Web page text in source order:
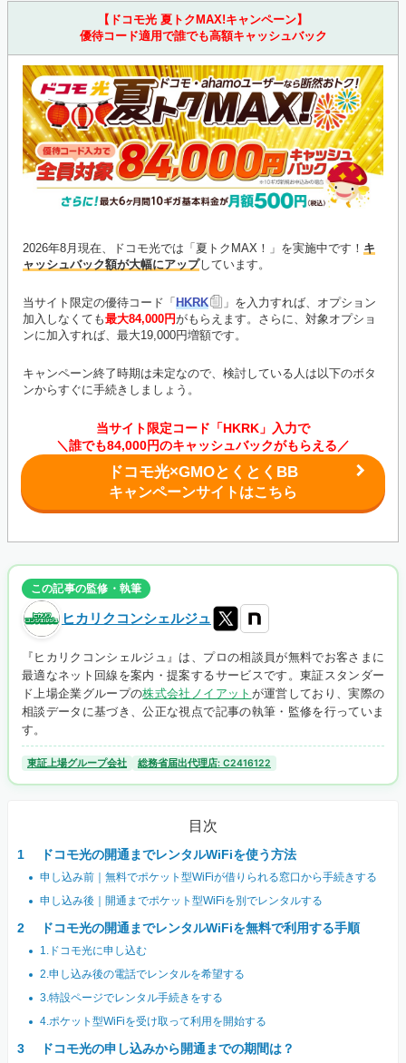
【ドコモ光 夏トクMAX!キャンペーン】
優待コード適用で誰でも高額キャッシュバック
2026年8月現在、ドコモ光では「夏トクMAX！」を実施中です！ キ
ャッシュバック額が大幅にアップしています。
当サイト限定の優待コード「 HKRK
」を入力すれば、オプション
加入しなくても最大84,000円がもらえます。さらに、対象オプショ
ンに加入すれば、最大19,000円増額です。
キャンペーン終了時期は未定なので、検討している人は以下のボタ
ンからすぐに手続きしましょう。
当サイト限定コード「HKRK」入力で
＼誰でも84,000円のキャッシュバックがもらえる／
ドコモ光×GMOとくとくBB
キャンペーンサイトはこちら
この記事の監修・執筆
ヒカリクコンシェルジュ
『ヒカリクコンシェルジュ』は、プロの相談員が無料でお客さまに
最適なネット回線を案内・提案するサービスです。東証スタンダー
ド上場企業グループの株式会社ノイアット が運営しており、実際の
相談データに基づき、公正な視点で記事の執筆・監修を行っていま
す。
東証上場グループ会社 総務省届出代理店: C2416122
目次
ドコモ光の開通までレンタルWiFiを使う方法
申し込み前｜無料でポケット型WiFiが借りられる窓口から手続きする
申し込み後｜開通までポケット型WiFiを別でレンタルする
ドコモ光の開通までレンタルWiFiを無料で利用する手順
1.ドコモ光に申し込む
2.申し込み後の電話でレンタルを希望する
3.特設ページでレンタル手続きをする
4.ポケット型WiFiを受け取って利用を開始する
ドコモ光の申し込みから開通までの期間は？